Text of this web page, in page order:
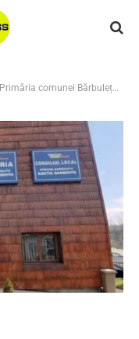
Primăria comunei Bărbulețu anunță lansarea Programului Rabla pentru Sobe